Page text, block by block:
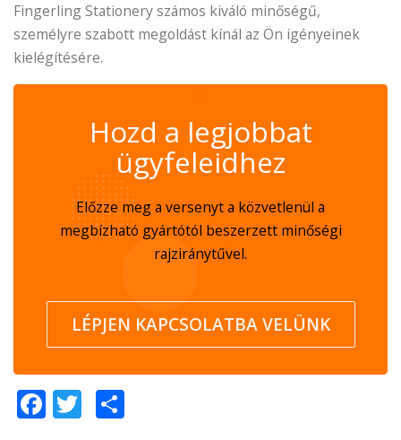
Fingerling Stationery számos kiváló minőségű,
személyre szabott megoldást kínál az Ön igényeinek
kielégítésére.
Hozd a legjobbat
ügyfeleidhez
Előzze meg a versenyt a közvetlenül a
megbízható gyártótól beszerzett minőségi
rajziránytűvel.
LÉPJEN KAPCSOLATBA VELÜNK
Facebook
Twitter